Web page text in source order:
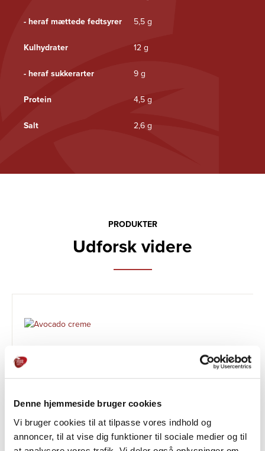
Denne hjemmeside bruger cookies
Vi bruger cookies til at tilpasse vores indhold og
annoncer, til at vise dig funktioner til sociale medier og til
- heraf mættede fedtsyrer 5,5 g
Kulhydrater 12 g
- heraf sukkerarter 9 g
Protein 4,5 g
Salt 2,6 g
PRODUKTER
Udforsk videre